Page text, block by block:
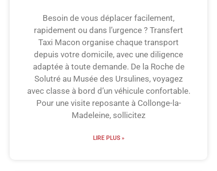
Besoin de vous déplacer facilement,
rapidement ou dans l’urgence ? Transfert
Taxi Macon organise chaque transport
depuis votre domicile, avec une diligence
adaptée à toute demande. De la Roche de
Solutré au Musée des Ursulines, voyagez
avec classe à bord d’un véhicule confortable.
Pour une visite reposante à Collonge-la-
Madeleine, sollicitez
LIRE PLUS »